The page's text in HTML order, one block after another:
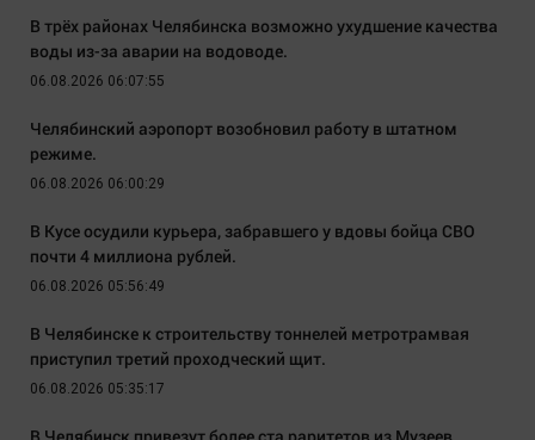
В трёх районах Челябинска возможно ухудшение качества
воды из-за аварии на водоводе.
06.08.2026 06:07:55
Челябинский аэропорт возобновил работу в штатном
режиме.
06.08.2026 06:00:29
В Кусе осудили курьера, забравшего у вдовы бойца СВО
почти 4 миллиона рублей.
06.08.2026 05:56:49
В Челябинске к строительству тоннелей метротрамвая
приступил третий проходческий щит.
06.08.2026 05:35:17